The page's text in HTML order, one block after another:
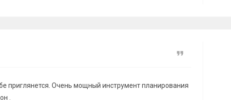
Цитата
приглянется. Очень мощный инструмент планирования
.